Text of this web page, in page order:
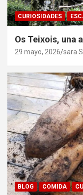
CURIOSIDADES
Os Teixois, una
29 mayo, 2026 sara
BLOG COMIDA